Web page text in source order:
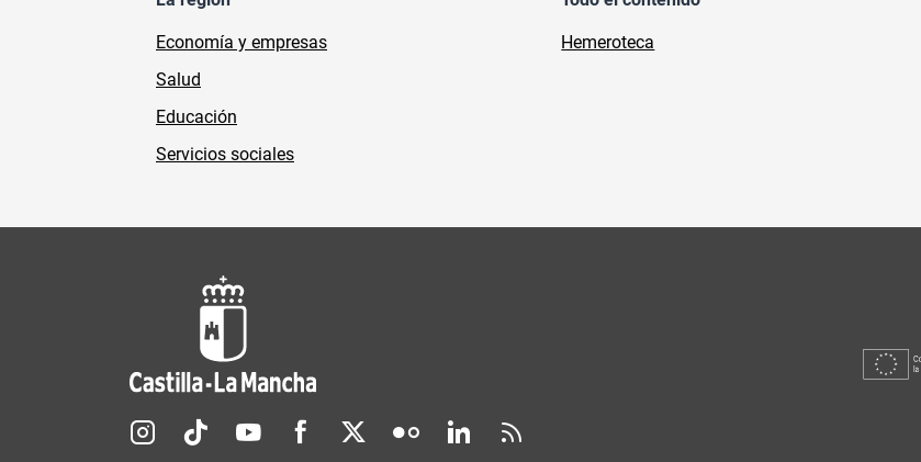
Economía y empresas
Salud
Educación
Servicios sociales
Hemeroteca
Redes sociales JCCM